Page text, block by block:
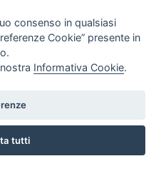
CON LINO 100% GRANA
SCHEDACHAT
consenso in qualsiasi
Cookie” presente in
Informativa Cookie.
tutti